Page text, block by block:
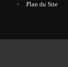
Plan du Site